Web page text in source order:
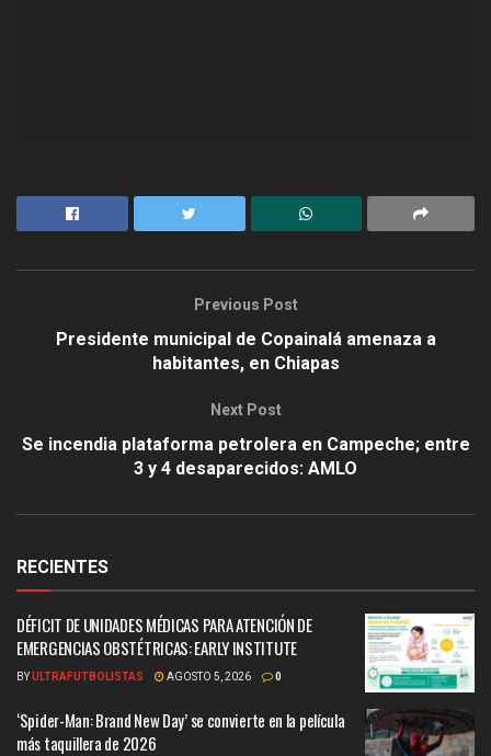
Previous Post
Presidente municipal de Copainalá amenaza a
habitantes, en Chiapas
Next Post
Se incendia plataforma petrolera en Campeche; entre
3 y 4 desaparecidos: AMLO
RECIENTES
DÉFICIT DE UNIDADES MÉDICAS PARA ATENCIÓN DE
EMERGENCIAS OBSTÉTRICAS: EARLY INSTITUTE
BYULTRAFUTBOLISTAS AGOSTO 5, 2026 0
‘Spider-Man: Brand New Day’ se convierte en la película
más taquillera de 2026